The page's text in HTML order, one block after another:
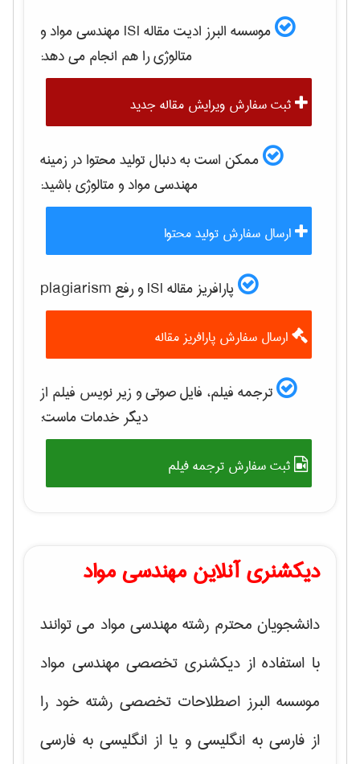
موسسه البرز ادیت مقاله ISI
مهندسی مواد و
متالوژیرا هم انجام می دهد:
ثبت سفارش ویرایش مقاله جدید
ممکن است به دنبال تولید محتوا در زمینه
مهندسی مواد و متالوژیباشید:
ارسال سفارش تولید محتوا
پارافریز مقاله ISI و رفع plagiarism
ارسال سفارش پارافریز مقاله
ترجمه فیلم، فایل صوتی و زیر نویس فیلم از
دیگر خدمات ماست:
ثبت سفارش ترجمه فیلم
دیکشنری آنلاین مهندسی مواد
دانشجویان محترم رشته مهندسی مواد می توانند
با استفاده از دیکشنری تخصصی مهندسی مواد
موسسه البرز اصطلاحات تخصصی رشته خود را
از فارسی به انگلیسی و یا از انگلیسی به فارسی